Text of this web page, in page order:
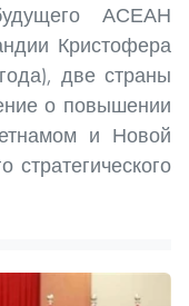
АСЕАН
Кристофера
две страны
о повышении
и Новой